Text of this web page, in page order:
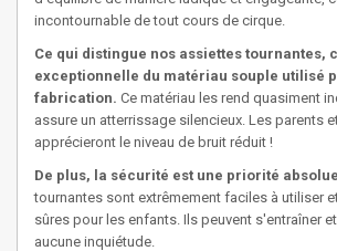
incontournable de tout cours de cirque.
Ce qui distingue nos assiettes tournantes,
exceptionnelle du matériau souple utilisé
fabrication. Ce matériau les rend quasiment
assure un atterrissage silencieux. Les parents
apprécieront le niveau de bruit réduit !
De plus, la sécurité est une priorité
tournantes sont extrêmement faciles à utiliser
sûres pour les enfants. Ils peuvent s'entraîner
aucune inquiétude.